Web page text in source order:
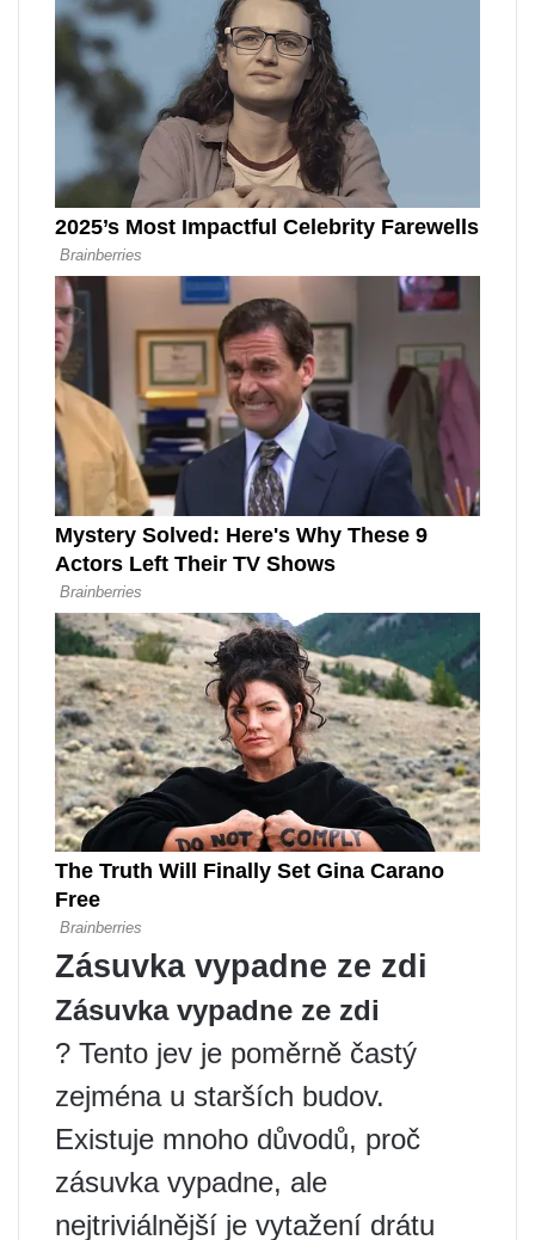
Zásuvka vypadne ze zdi
Zásuvka vypadne ze zdi
? Tento jev je poměrně častý
zejména u starších budov.
Existuje mnoho důvodů, proč
zásuvka vypadne, ale
nejtriviálnější je vytažení drátu